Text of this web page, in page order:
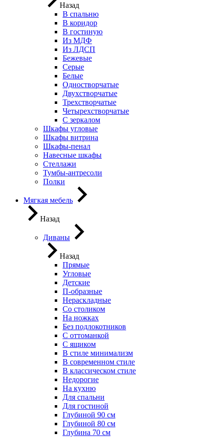
Назад
В спальню
В коридор
В гостиную
Из МДФ
Из ЛДСП
Бежевые
Серые
Белые
Одностворчатые
Двухстворчатые
Трехстворчатые
Четырехстворчатые
С зеркалом
Шкафы угловые
Шкафы витрина
Шкафы-пенал
Навесные шкафы
Стеллажи
Тумбы-антресоли
Полки
Мягкая мебель
Назад
Диваны
Назад
Прямые
Угловые
Детские
П-образные
Нераскладные
Со столиком
На ножках
Без подлокотников
С оттоманкой
С ящиком
В стиле минимализм
В современном стиле
В классическом стиле
Недорогие
На кухню
Для спальни
Для гостиной
Глубиной 90 см
Глубиной 80 см
Глубина 70 см